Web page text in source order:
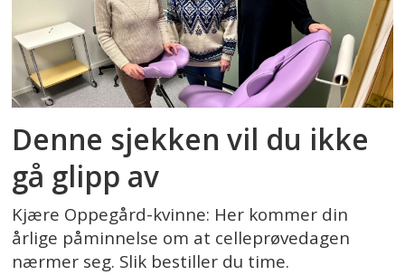
Denne sjekken vil du ikke
gå glipp av
Kjære Oppegård-kvinne: Her kommer din
årlige påminnelse om at celleprøvedagen
nærmer seg. Slik bestiller du time.